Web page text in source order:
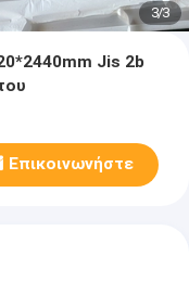
3/3
Jis 2b
Επικοινωνήστε